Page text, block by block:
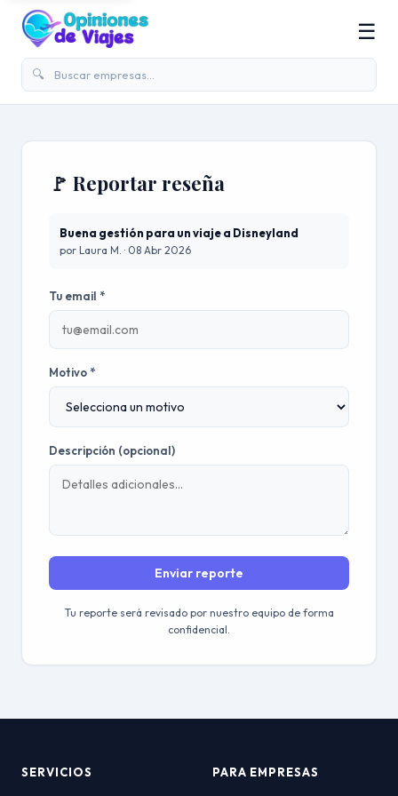
🔍
☰
🚩 Reportar reseña
Buena gestión para un viaje a Disneyland
por Laura M. · 08 Abr 2026
Tu email *
Motivo *
Descripción (opcional)
Enviar reporte
Tu reporte será revisado por nuestro equipo de forma
confidencial.
SERVICIOS
PARA EMPRESAS